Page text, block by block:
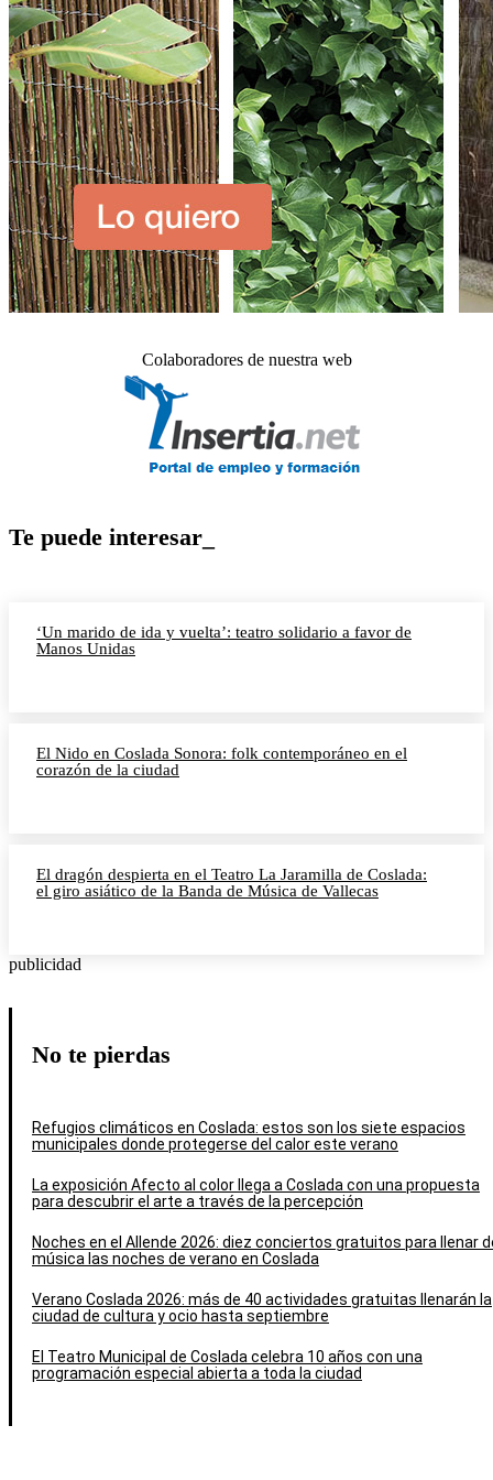
Colaboradores de nuestra web
Te puede interesar_
‘Un marido de ida y vuelta’: teatro solidario a favor de
Manos Unidas
El Nido en Coslada Sonora: folk contemporáneo en el
corazón de la ciudad
El dragón despierta en el Teatro La Jaramilla de Coslada:
el giro asiático de la Banda de Música de Vallecas
publicidad
No te pierdas
Refugios climáticos en Coslada: estos son los siete espacios
municipales donde protegerse del calor este verano
La exposición Afecto al color llega a Coslada con una propuesta
para descubrir el arte a través de la percepción
Noches en el Allende 2026: diez conciertos gratuitos para llenar
música las noches de verano en Coslada
Verano Coslada 2026: más de 40 actividades gratuitas llenarán la
ciudad de cultura y ocio hasta septiembre
El Teatro Municipal de Coslada celebra 10 años con una
programación especial abierta a toda la ciudad